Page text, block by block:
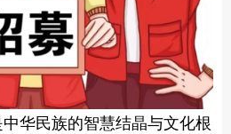
华民族的智慧结晶与文化根